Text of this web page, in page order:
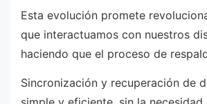
Esta evolución promete
que interactuamos con nuestros
haciendo que el proceso de
Sincronización y recuperación de